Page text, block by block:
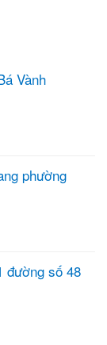
Vành
phường
đường số 48